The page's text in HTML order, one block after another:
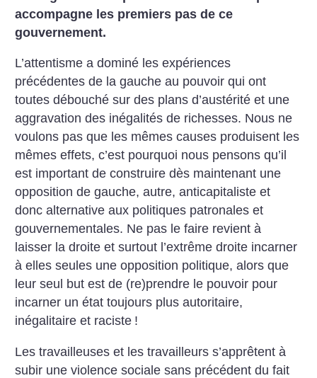
accompagne les premiers pas de ce
gouvernement.
L’attentisme a dominé les expériences
précédentes de la gauche au pouvoir qui ont
toutes débouché sur des plans d’austérité et une
aggravation des inégalités de richesses. Nous ne
voulons pas que les mêmes causes produisent les
mêmes effets, c’est pourquoi nous pensons qu’il
est important de construire dès maintenant une
opposition de gauche, autre, anticapitaliste et
donc alternative aux politiques patronales et
gouvernementales. Ne pas le faire revient à
laisser la droite et surtout l’extrême droite incarner
à elles seules une opposition politique, alors que
leur seul but est de (re)prendre le pouvoir pour
incarner un état toujours plus autoritaire,
inégalitaire et raciste !
Les travailleuses et les travailleurs s’apprêtent à
subir une violence sociale sans précédent du fait